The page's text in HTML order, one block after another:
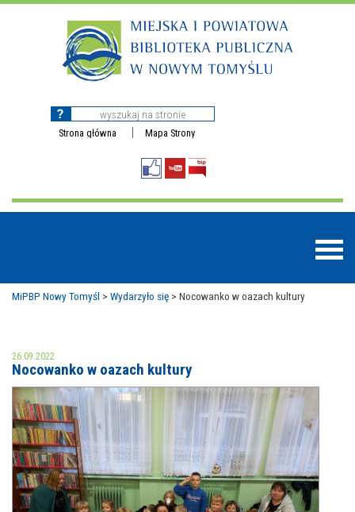
Strona główna Mapa Strony
MOJE KONTO
AKTUALNOŚCI
NAJBLIŻSZE WYDARZENIA
WYDARZENIA BIEŻĄCE
NASZA OFERTA
STREFA WIEDZY O REGIONIE
MiPBP Nowy Tomyśl > Wydarzyło się > Nocowanko w oazach kultury
26.09.2022
Nocowanko w oazach kultury